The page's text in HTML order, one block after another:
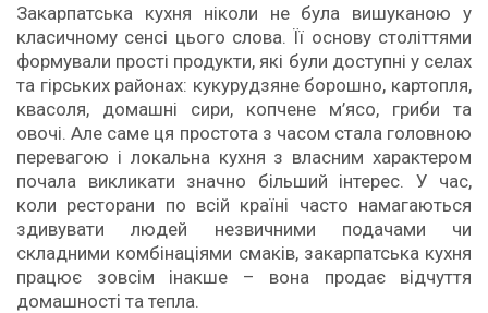
Закарпатська кухня ніколи не була вишуканою у
класичному сенсі цього слова. Її основу століттями
формували прості продукти, які були доступні у селах
та гірських районах: кукурудзяне борошно, картопля,
квасоля, домашні сири, копчене м’ясо, гриби та
овочі. Але саме ця простота з часом стала головною
перевагою і локальна кухня з власним характером
почала викликати значно більший інтерес. У час,
коли ресторани по всій країні часто намагаються
здивувати людей незвичними подачами чи
складними комбінаціями смаків, закарпатська кухня
працює зовсім інакше – вона продає відчуття
домашності та тепла.